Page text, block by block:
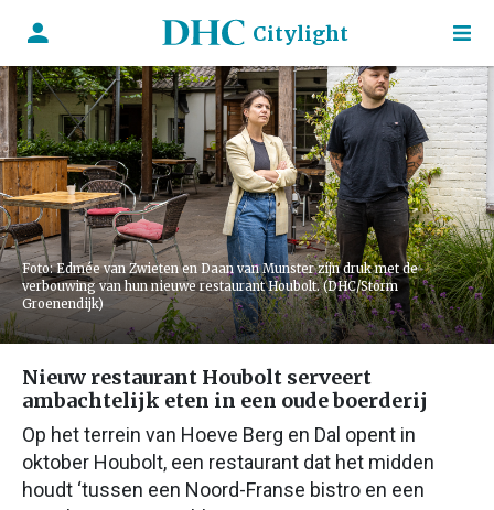
Citylight
Foto: Edmée van Zwieten en Daan van Munster zijn druk met de
verbouwing van hun nieuwe restaurant Houbolt. (DHC/Storm
Groenendijk)
Nieuw restaurant Houbolt serveert
ambachtelijk eten in een oude boerderij
Op het terrein van Hoeve Berg en Dal opent in
oktober Houbolt, een restaurant dat het midden
houdt ‘tussen een Noord-Franse bistro en een